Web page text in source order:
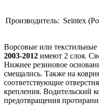
Производитель: Seintex
Ворсовые или текстильные
2003-2012 имеют 2 слоя.
Нижнее резиновое
смещались. Также на
соответствующие
крепления. Водительский
предотвращения